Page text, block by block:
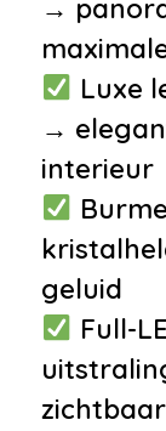
•
•
hard
•
•Audio
•
•Airco
regeling
•
→
Luxe
→
interieur
geluid
Full-